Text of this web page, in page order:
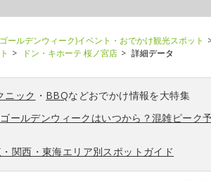
ールデンウィーク)イベント・おでかけ観光スポット
ドン・キホーテ 桜ノ宮店 詳細データ
ニック ・ BBQなどおでかけ情報を大特集
ールデンウィークはいつから？混雑ピーク
関西・東海エリア別スポットガイド